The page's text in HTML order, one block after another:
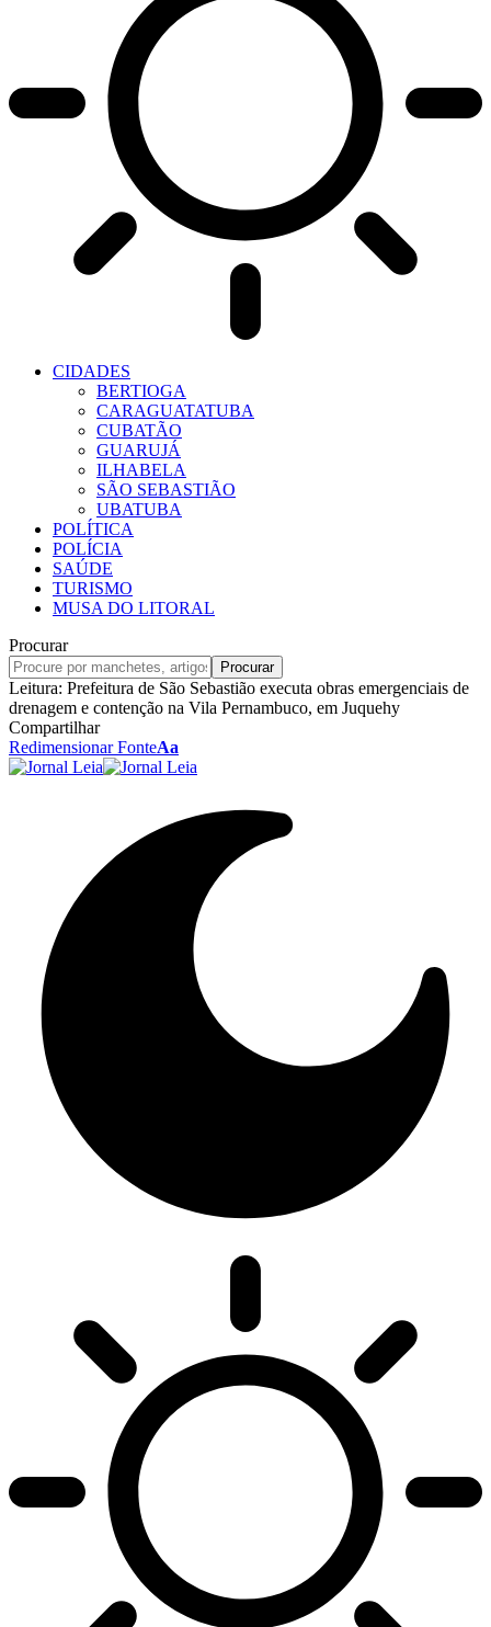
CIDADES
BERTIOGA
CARAGUATATUBA
CUBATÃO
GUARUJÁ
ILHABELA
SÃO SEBASTIÃO
UBATUBA
POLÍTICA
POLÍCIA
SAÚDE
TURISMO
MUSA DO LITORAL
Procurar
Leitura: Prefeitura de São Sebastião executa obras emergenciais de
drenagem e contenção na Vila Pernambuco, em Juquehy
Compartilhar
Redimensionar FonteAa